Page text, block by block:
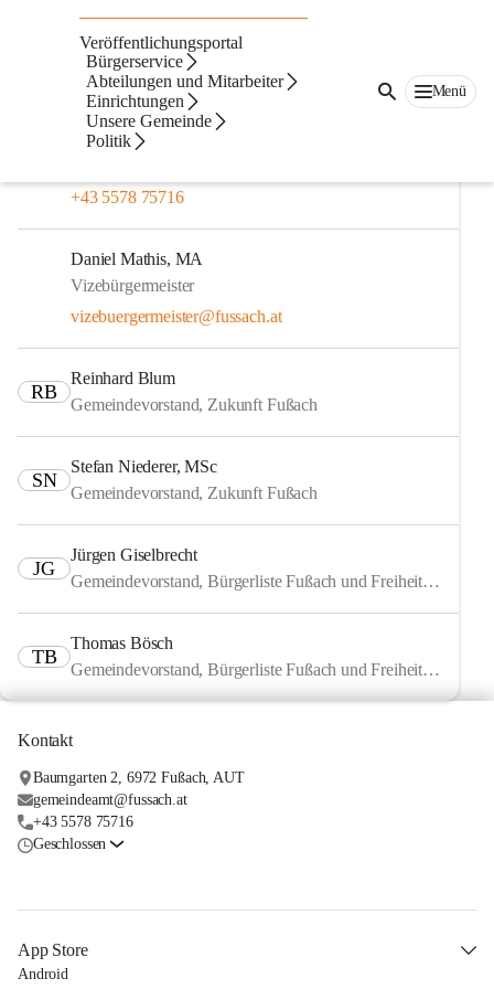
Veröffentlichungsportal
Bürgerservice
Abteilungen und Mitarbeiter
Einrichtungen
Unsere Gemeinde
Politik
Menü
Gemeindevorstand
Gemeindevorstand
Thomas Fitz
Bürgermeister
+43 5578 75716
Daniel Mathis, MA
Vizebürgermeister
vizebuergermeister@fussach.at
RB
Reinhard Blum
Gemeindevorstand, Zukunft Fußach
SN
Stefan Niederer, MSc
Gemeindevorstand, Zukunft Fußach
JG
Jürgen Giselbrecht
Gemeindevorstand, Bürgerliste Fußach und Freiheitliche
TB
Thomas Bösch
Gemeindevorstand, Bürgerliste Fußach und Freiheitliche
Kontakt
Baumgarten 2, 6972 Fußach, AUT
gemeindeamt@fussach.at
+43 5578 75716
Geschlossen
App Store
Android